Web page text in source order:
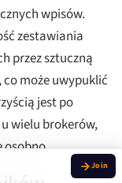
wpisów.
zestawiania
przez sztuczną
może uwypuklić
jest po
wielu brokerów,